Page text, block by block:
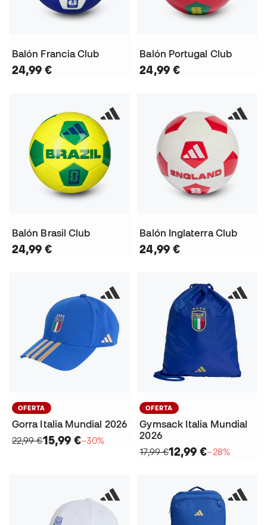
Balón Francia Club
24,99 €
Balón Portugal Club
24,99 €
Balón Brasil Club
24,99 €
Balón Inglaterra Club
24,99 €
OFERTA
Gorra Italia Mundial 2026
22,99 €15,99 €−30%
OFERTA
Gymsack Italia Mundial
2026
17,99 €12,99 €−28%